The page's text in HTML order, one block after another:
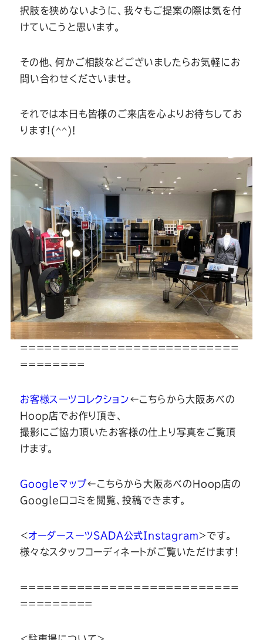
択肢を狭めないように、我々もご提案の際は気を付
けていこうと思います。
その他、何かご相談などございましたらお気軽にお
問い合わせくださいませ。
それでは本日も皆様のご来店を心よりお待ちしてお
ります!(^^)!
===========================
========
お客様スーツコレクション←こちらから大阪あべの
Hoop店でお作り頂き、
撮影にご協力頂いたお客様の仕上り写真をご覧頂
けます。
Googleマップ←こちらから大阪あべのHoop店の
Google口コミを閲覧、投稿できます。
＜オーダースーツSADA公式Instagram＞です。
様々なスタッフコーディネートがご覧いただけます！
===========================
=========